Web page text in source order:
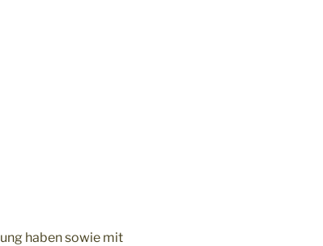
haben sowie mit